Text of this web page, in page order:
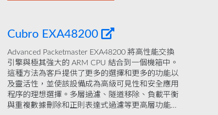
Cubro EXA48200
Advanced Packetmaster EXA48200 將高性能交換
引擎與極其強大的 ARM CPU 結合到一個機箱中。
這種方法為客戶提供了更多的選擇和更多的功能以
及靈活性，並使該設備成為高級可見性和安全應用
程序的理想選擇。多層過濾、隧道移除、負載平衡
與重複數據刪除和正則表達式過濾等更高層功能...